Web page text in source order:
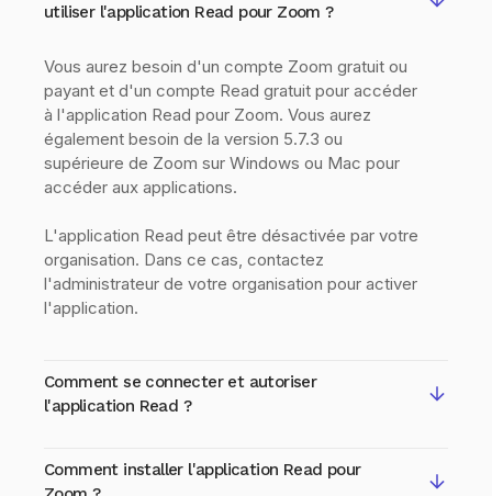
utiliser l'application Read pour Zoom ?
Vous aurez besoin d'un compte Zoom gratuit ou
payant et d'un compte Read gratuit pour accéder
à l'application Read pour Zoom. Vous aurez
également besoin de la version 5.7.3 ou
supérieure de Zoom sur Windows ou Mac pour
accéder aux applications.
L'application Read peut être désactivée par votre
organisation. Dans ce cas, contactez
l'administrateur de votre organisation pour activer
l'application.
Comment se connecter et autoriser
l'application Read ?
Nouvel utilisateur :
Lorsque vous installez Read pour la première fois
Comment installer l'application Read pour